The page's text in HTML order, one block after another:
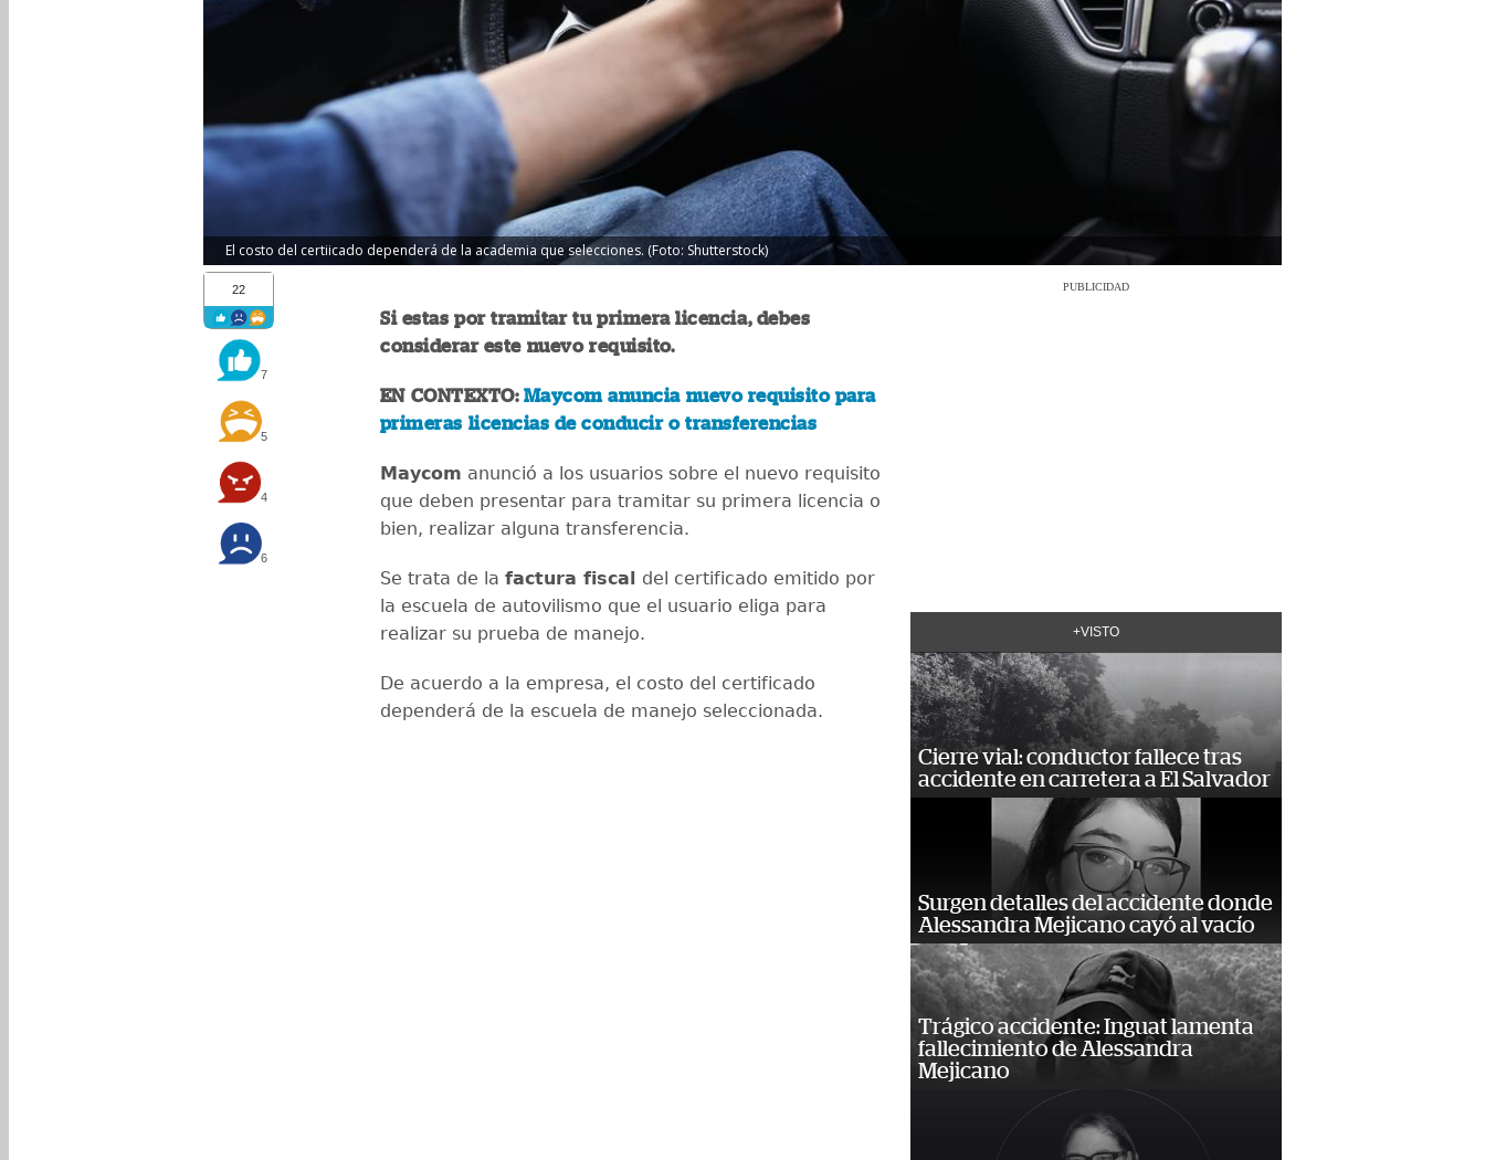
El costo del certiicado dependerá de la academia que selecciones. (Foto: Shutterstock)
22
7
5
4
6
Si estas por tramitar tu primera licencia, debes
considerar este nuevo requisito.
EN CONTEXTO: Maycom anuncia nuevo requisito para
primeras licencias de conducir o transferencias
Maycom anunció a los usuarios sobre el nuevo requisito
que deben presentar para tramitar su primera licencia o
bien, realizar alguna transferencia.
Se trata de la factura fiscal del certificado emitido por
la escuela de autovilismo que el usuario eliga para
realizar su prueba de manejo.
De acuerdo a la empresa, el costo del certificado
dependerá de la escuela de manejo seleccionada.
PUBLICIDAD
+VISTO
Cierre vial: conductor fallece tras
accidente en carretera a El Salvador
Surgen detalles del accidente donde
Alessandra Mejicano cayó al vacío
Trágico accidente: Inguat lamenta
fallecimiento de Alessandra
Mejicano